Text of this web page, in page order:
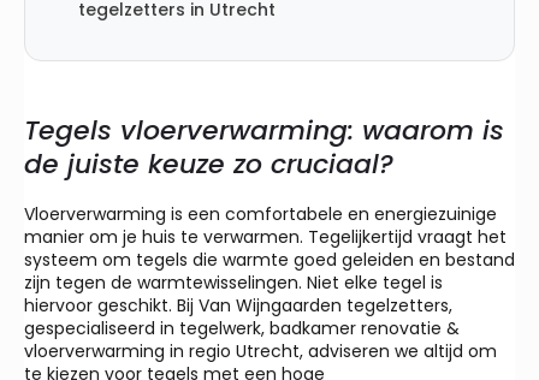
tegelzetters in Utrecht
Tegels vloerverwarming: waarom is
de juiste keuze zo cruciaal?
Vloerverwarming is een comfortabele en energiezuinige
manier om je huis te verwarmen. Tegelijkertijd vraagt het
systeem om tegels die warmte goed geleiden en bestand
zijn tegen de warmtewisselingen. Niet elke tegel is
hiervoor geschikt. Bij Van Wijngaarden tegelzetters,
gespecialiseerd in tegelwerk, badkamer renovatie &
vloerverwarming in regio Utrecht, adviseren we altijd om
te kiezen voor tegels met een hoge